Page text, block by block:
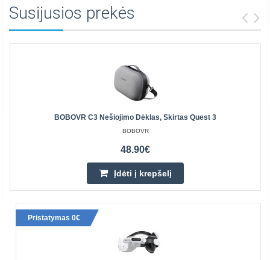
Susijusios prekės
BOBOVR C3 Nešiojimo Dėklas, Skirtas Quest 3
BOBOVR
48.90€
Įdėti į krepšelį
Pristatymas 0€